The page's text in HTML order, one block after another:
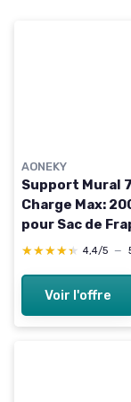
AONEKY
Support Mural
Charge Max:
pour Sac de
Martiaux, UFC
★★★★★
★★★★★ 4,4/5 —
Voir l'offre